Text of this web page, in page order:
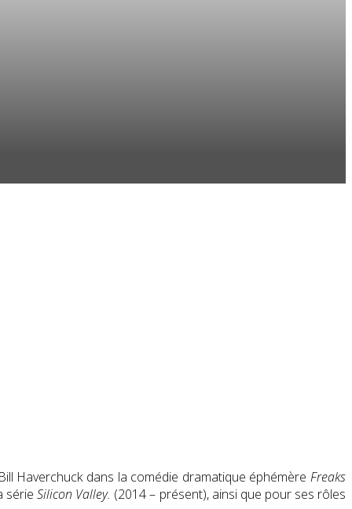
Haverchuck dans la comédie dramatique éphémère Freaks
sérieSilicon Valley. (2014 – présent), ainsi que pour ses rôles